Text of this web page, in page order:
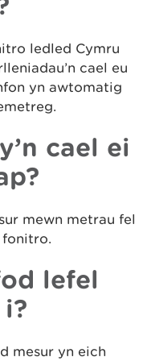
ledled Cymru
cael eu
yn awtomatig
cael ei
mewn metrau fel
fonitro.
lefel
mesur yn eich